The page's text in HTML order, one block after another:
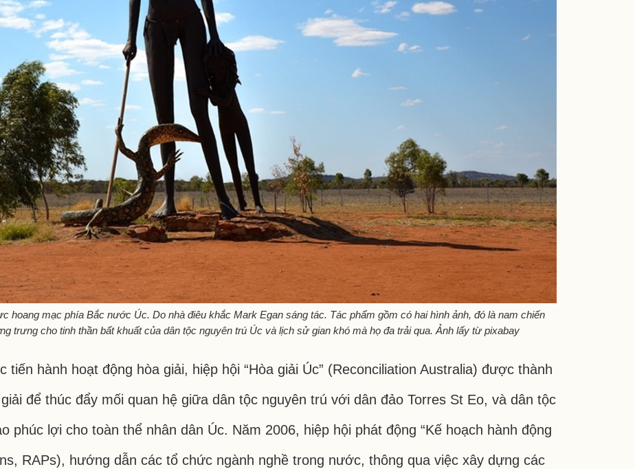
hoang mạc phía Bắc nước Úc. Do nhà điêu khắc Mark Egan sáng tác. Tác phẩm gồm có hai hình ảnh, đó là nam chiến
trưng cho tinh thần bất khuất của dân tộc nguyên trú Úc và lịch sử gian khó mà họ đa trải qua. Ảnh lấy từ pixabay
hành hoạt động hòa giải, hiệp hội “Hòa giải Úc” (Reconciliation Australia) được thành
để thúc đẩy mối quan hệ giữa dân tộc nguyên trú với dân đảo Torres St Eo, và dân tộc
phúc lợi cho toàn thể nhân dân Úc. Năm 2006, hiệp hội phát động “Kế hoạch hành động
RAPs), hướng dẫn các tổ chức ngành nghề trong nước, thông qua việc xây dựng các